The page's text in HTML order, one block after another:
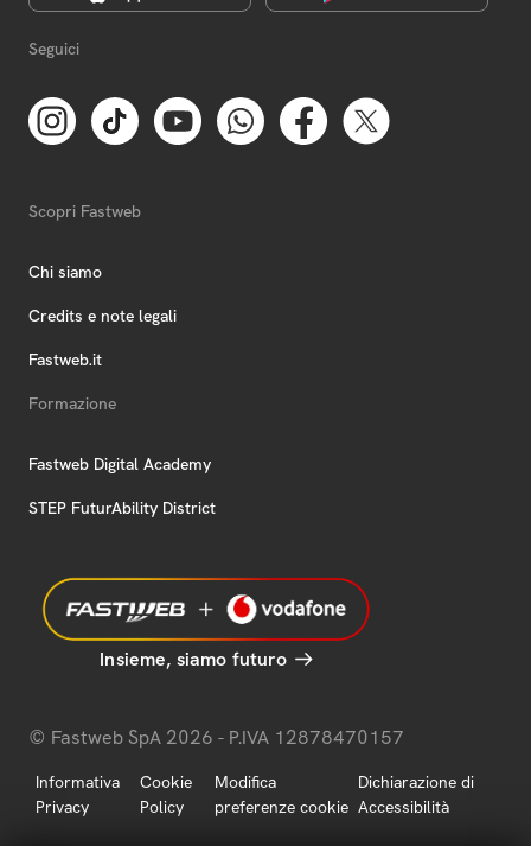
Seguici
Scopri Fastweb
Chi siamo
Credits e note legali
Fastweb.it
Formazione
Fastweb Digital Academy
STEP FuturAbility District
Insieme, siamo futuro
© Fastweb SpA 2026 - P.IVA 12878470157
Informativa
Privacy
Cookie
Policy
Modifica
preferenze cookie
Dichiarazione di
Accessibilità